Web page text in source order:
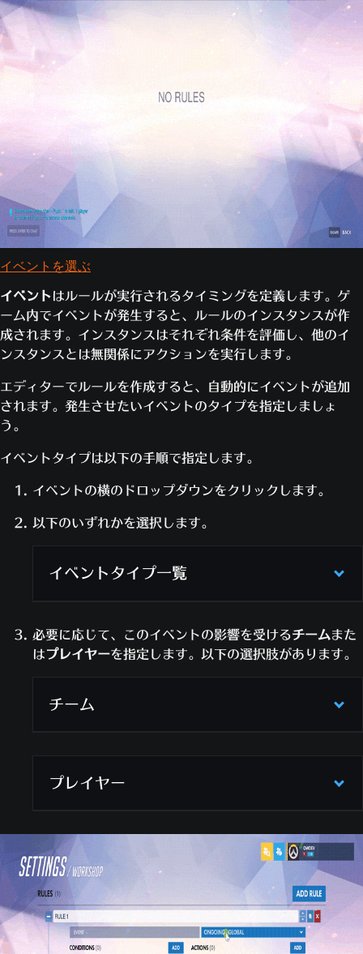
イベントを選ぶ
イベントはルールが実行されるタイミングを定義します。ゲ
ーム内でイベントが発生すると、ルールのインスタンスが作
成されます。インスタンスはそれぞれ条件を評価し、他のイ
ンスタンスとは無関係にアクションを実行します。
エディターでルールを作成すると、自動的にイベントが追加
されます。発生させたいイベントのタイプを指定しましょ
う。
イベントタイプは以下の手順で指定します。
イベントの横のドロップダウンをクリックします。
以下のいずれかを選択します。
イベントタイプ一覧
イベ
ント
説明
進行
ーバ
ル
パスした段階でアクションが実行され
ます。
条件リストが失敗した後、もう一度パ
スすると、アクションの実行を再度試
みます。
必要に応じて、このイベントの影響を受けるチームまた
はプレイヤーを指定します。以下の選択肢があります。
チーム
すべてのチームにイベントが適用され
チーム
1（または
現在のチー
ム名）
イベントはこのチームにのみ適用され
ます
チーム
2（または
イベントはこのチームにのみ適用され
プレイヤー
オ
プ
シ
ョ
ン
説明
す
すべてのプレイヤーにイベントが適用されま